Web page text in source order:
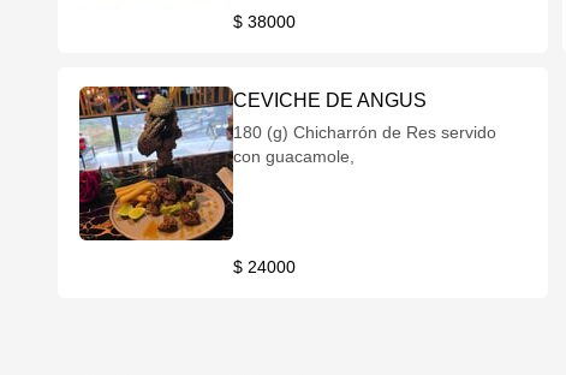
$ 38000
CEVICHE DE ANGUS
180 (g) Chicharrón de Res servido
con guacamole,
$ 24000